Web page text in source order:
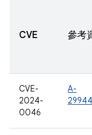
CVE 參考
CVE-
2024-
0046
A-